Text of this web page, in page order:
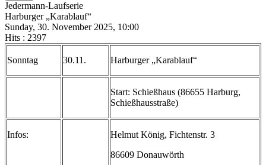
Jedermann-Laufserie
Harburger „Karablauf“
Sunday, 30. November 2025, 10:00
Hits : 2397
Sonntag 30.11. Harburger „Karablauf“
Start: Schießhaus (86655 Harburg,
Schießhausstraße)
Infos:
Helmut König, Fichtenstr. 3
86609 Donauwörth